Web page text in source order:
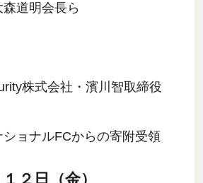
道明会長ら
株式会社・濱川智取締役
ョナルFCからの寄附受領
２日（金）